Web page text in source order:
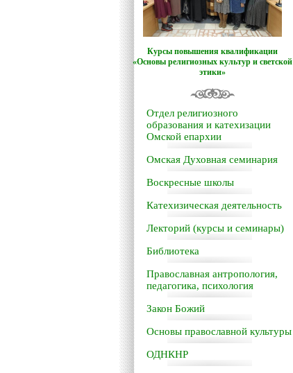
Курсы повышения квалификации
«Основы религиозных культур и светской
этики»
Отдел религиозного
образования и катехизации
Омской епархии
Омская Духовная семинария
Воскресные школы
Катехизическая деятельность
Лекторий (курсы и семинары)
Библиотека
Православная антропология,
педагогика, психология
Закон Божий
Основы православной культуры
ОДНКНР